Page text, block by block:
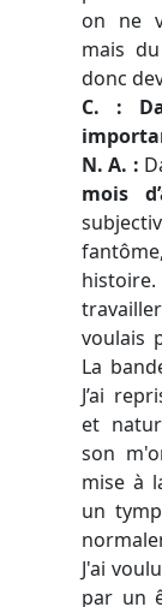
on ne
mais
donc
C. :
N. A. :
mois
histoire.
voulais
La
J’ai
et
son
mise à
un
J'ai
par un